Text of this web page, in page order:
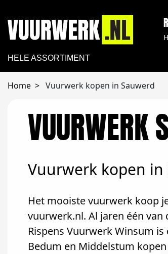
HELE ASSORTIMENT
Home Vuurwerk kopen in Sauwerd
VUURWERK
Vuurwerk kopen in
Het mooiste vuurwerk koop
vuurwerk.nl. Al jaren één
Rispens Vuurwerk Winsum
Bedum en Middelstum